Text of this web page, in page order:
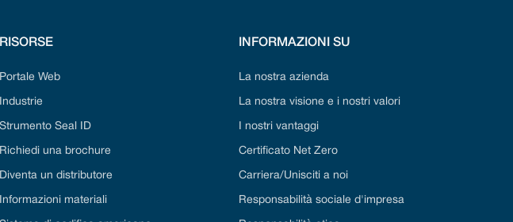
RISORSE
Portale Web
Industrie
Strumento Seal ID
Richiedi una brochure
Diventa un distributore
Informazioni materiali
INFORMAZIONI SU
La nostra azienda
La nostra visione e i nostri valori
I nostri vantaggi
Certificato Net Zero
Carriera/Unisciti a noi
Responsabilità sociale d'impresa